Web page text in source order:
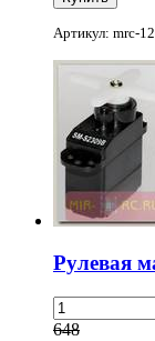
Артикул: mrc-
Рулевая
648